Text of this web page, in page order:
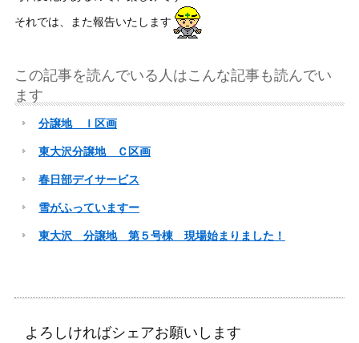
それでは、また報告いたします
この記事を読んでいる人はこんな記事も読んでい
ます
分譲地 Ｉ区画
東大沢分譲地 Ｃ区画
春日部デイサービス
雪がふっていますー
東大沢 分譲地 第５号棟 現場始まりました！
よろしければシェアお願いします